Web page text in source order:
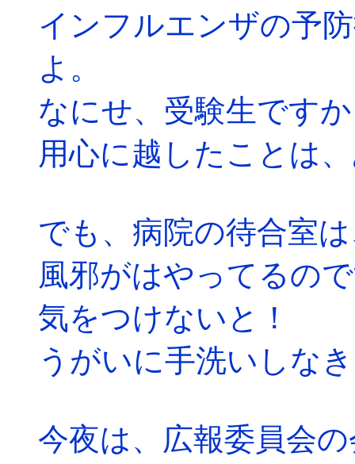
インフルエンザの予
よ。
なにせ、受験生です
用心に越したことは
でも、病院の待合室
風邪がはやってるの
気をつけないと！
うがいに手洗いしな
今夜は、広報委員会